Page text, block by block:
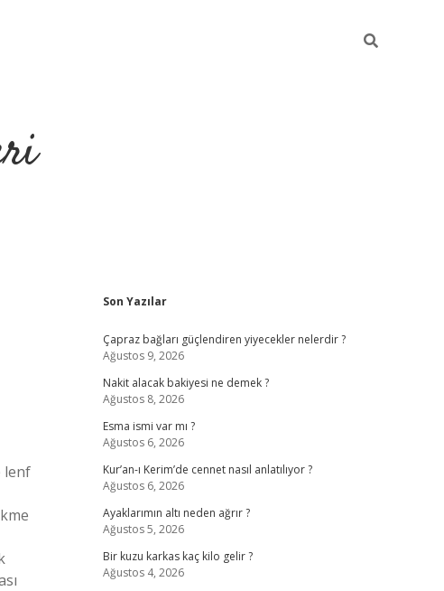
lenf
Sidebar
Son Yazılar
Çapraz bağları güçlendiren yiyecekler nelerdir ?
Ağustos 9, 2026
Nakit alacak bakiyesi ne demek ?
Ağustos 8, 2026
Esma ismi var mı ?
Ağustos 6, 2026
Kur’an-ı Kerim’de cennet nasıl anlatılıyor ?
Ağustos 6, 2026
Ayaklarımın altı neden ağrır ?
Ağustos 5, 2026
Bir kuzu karkas kaç kilo gelir ?
Ağustos 4, 2026